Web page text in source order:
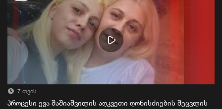
7 თვის
პროცესი ევა შაშიაშვილის აღკვეთი ღონისძიების შეცვლის